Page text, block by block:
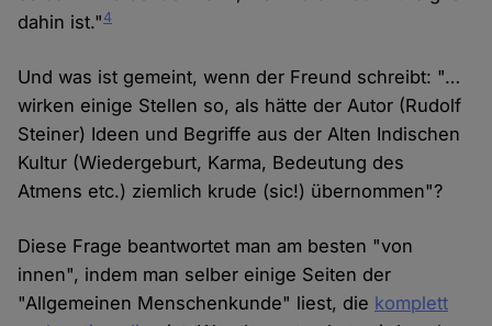
dahin ist."4
Und was ist gemeint, wenn der Freund schreibt: "…
wirken einige Stellen so, als hätte der Autor (Rudolf
Steiner) Ideen und Begriffe aus der Alten Indischen
Kultur (Wiedergeburt, Karma, Bedeutung des
Atmens etc.) ziemlich krude (sic!) übernommen"?
Diese Frage beantwortet man am besten "von
innen", indem man selber einige Seiten der
"Allgemeinen Menschenkunde" liest, die komplett